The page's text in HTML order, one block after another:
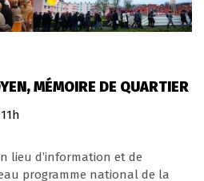
MÉMOIRE DE QUARTIER
lieu d’information et de
programme national de la